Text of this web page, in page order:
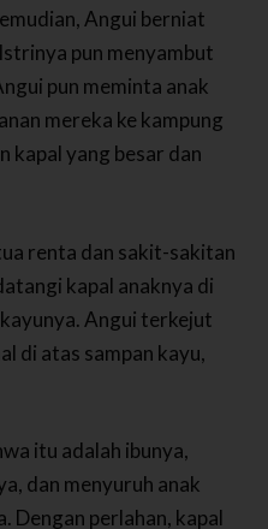
Angui berniat
pun menyambut
pun meminta anak
mereka ke kampung
kapal yang besar dan
renta dan sakit-sakitan
kapal anaknya di
Angui terkejut
di atas sampan kayu,
itu adalah ibunya,
dan menyuruh anak
Dengan perlahan, kapal